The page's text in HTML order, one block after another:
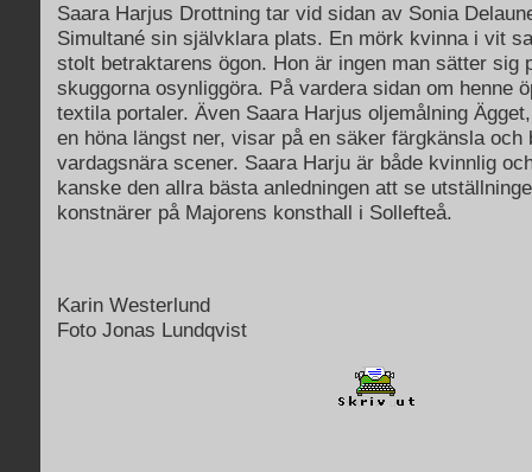
Saara Harjus Drottning tar vid sidan av Sonia
Simultané sin självklara plats. En mörk kvinna i vit
stolt betraktarens ögon. Hon är ingen man sätter sig
skuggorna osynliggöra. På vardera sidan om henne
textila portaler. Även Saara Harjus oljemålning
en höna längst ner, visar på en säker färgkänsla och
vardagsnära scener. Saara Harju är både kvinnlig
kanske den allra bästa anledningen att se
konstnärer på Majorens konsthall i Sollefteå.
Karin Westerlund
Foto Jonas Lundqvist